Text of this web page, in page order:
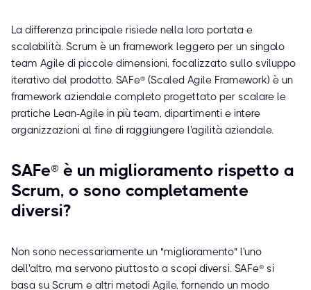
La differenza principale risiede nella loro portata e
scalabilità. Scrum è un framework leggero per un singolo
team Agile di piccole dimensioni, focalizzato sullo sviluppo
iterativo del prodotto. SAFe® (Scaled Agile Framework) è un
framework aziendale completo progettato per scalare le
pratiche Lean-Agile in più team, dipartimenti e intere
organizzazioni al fine di raggiungere l'agilità aziendale.
SAFe® è un miglioramento rispetto a
Scrum, o sono completamente
diversi?
Non sono necessariamente un "miglioramento" l'uno
dell'altro, ma servono piuttosto a scopi diversi. SAFe® si
basa su Scrum e altri metodi Agile, fornendo un modo